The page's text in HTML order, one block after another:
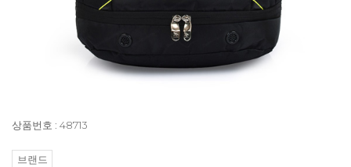
상품번호 : 48713
브랜드